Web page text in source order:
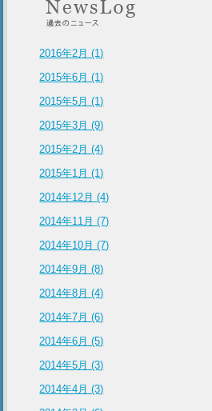
2016年2月 (1)
2015年6月 (1)
2015年5月 (1)
2015年3月 (9)
2015年2月 (4)
2015年1月 (1)
2014年12月 (4)
2014年11月 (7)
2014年10月 (7)
2014年9月 (8)
2014年8月 (4)
2014年7月 (6)
2014年6月 (5)
2014年5月 (3)
2014年4月 (3)